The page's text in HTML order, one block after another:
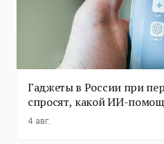
Гаджеты в России при
спросят, какой ИИ-
4 авг.